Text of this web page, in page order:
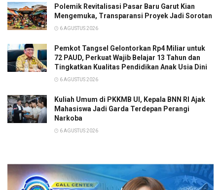
Polemik Revitalisasi Pasar Baru Garut Kian
Mengemuka, Transparansi Proyek Jadi Sorotan
6 AGUSTUS 2026
Pemkot Tangsel Gelontorkan Rp4 Miliar untuk
72 PAUD, Perkuat Wajib Belajar 13 Tahun dan
Tingkatkan Kualitas Pendidikan Anak Usia Dini
6 AGUSTUS 2026
Kuliah Umum di PKKMB UI, Kepala BNN RI Ajak
Mahasiswa Jadi Garda Terdepan Perangi
Narkoba
6 AGUSTUS 2026